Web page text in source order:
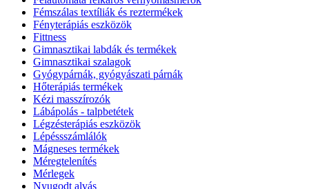
Fémszálas textíliák és reztermékek
Fényterápiás eszközök
Fittness
Gimnasztikai labdák és termékek
Gimnasztikai szalagok
Gyógypárnák, gyógyászati párnák
Hőterápiás termékek
Kézi masszírozók
Lábápolás - talpbetétek
Légzésterápiás eszközök
Lépéssszámlálók
Mágneses termékek
Méregtelenítés
Mérlegek
Nyugodt alvás